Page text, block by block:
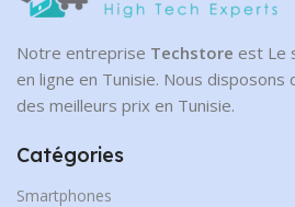
Notre entreprise Techstore est Le
en ligne en Tunisie. Nous disposons
des meilleurs prix en Tunisie.
Catégories
Smartphones